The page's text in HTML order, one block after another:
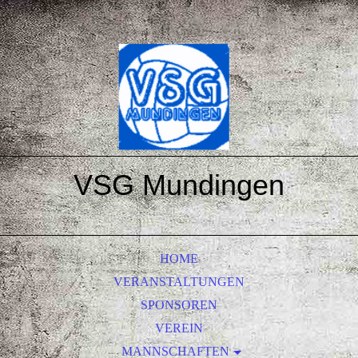
VSG Mundingen
HOME
VERANSTALTUNGEN
SPONSOREN
VEREIN
MANNSCHAFTEN